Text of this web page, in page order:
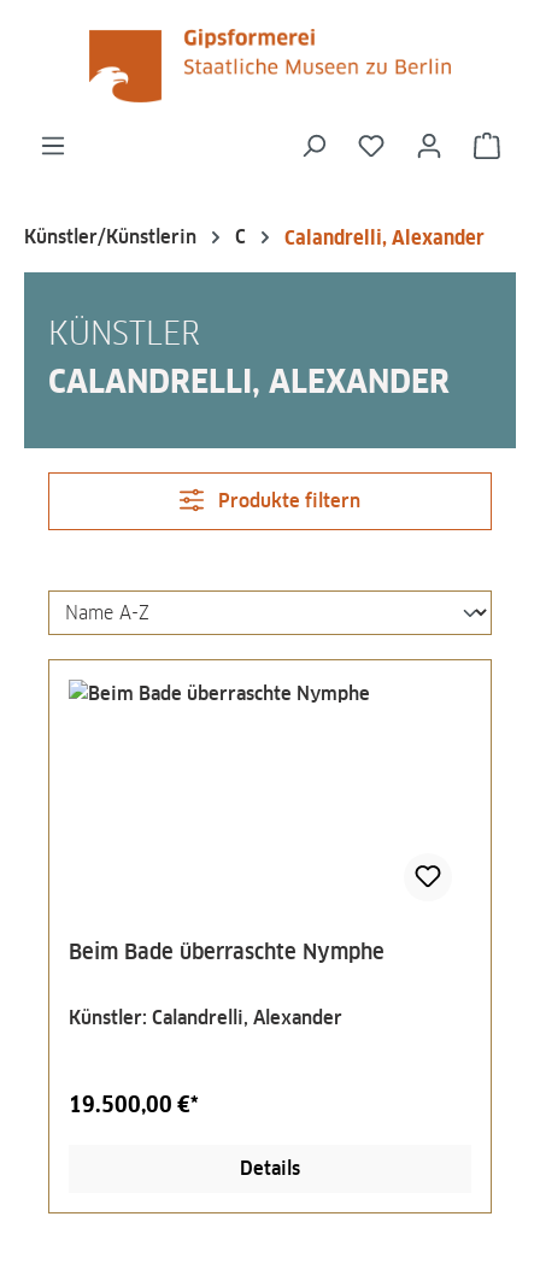
springen
Du hast 0
Künstler/Künstlerin C Calandrelli, Alexander
KÜNSTLER
CALANDRELLI, ALEXANDER
Produkte filtern
Beim Bade überraschte Nymphe
Künstler: Calandrelli, Alexander
19.500,00 €*
Details